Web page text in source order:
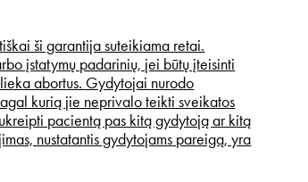
ši garantija suteikiama retai.
įstatymų padarinių, jei būtų įteisinti
abortus. Gydytojai nurodo
kurią jie neprivalo teikti sveikatos
pacientą pas kitą gydytoją ar kitą
nustatantis gydytojams pareigą, yra